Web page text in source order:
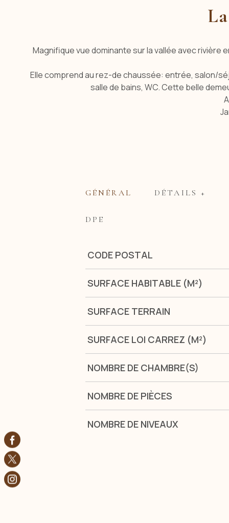
Magnifique vue dominante sur la vallée avec rivière
Elle comprend au rez-de chaussée: entrée, salon/
salle de bains, WC. Cette belle
GÉNÉRAL DÉTAILS +
DPE
Caractérisque Valeurs
CODE POSTAL
SURFACE HABITABLE (M²)
SURFACE TERRAIN
SURFACE LOI CARREZ (M²)
NOMBRE DE CHAMBRE(S)
NOMBRE DE PIÈCES
NOMBRE DE NIVEAUX